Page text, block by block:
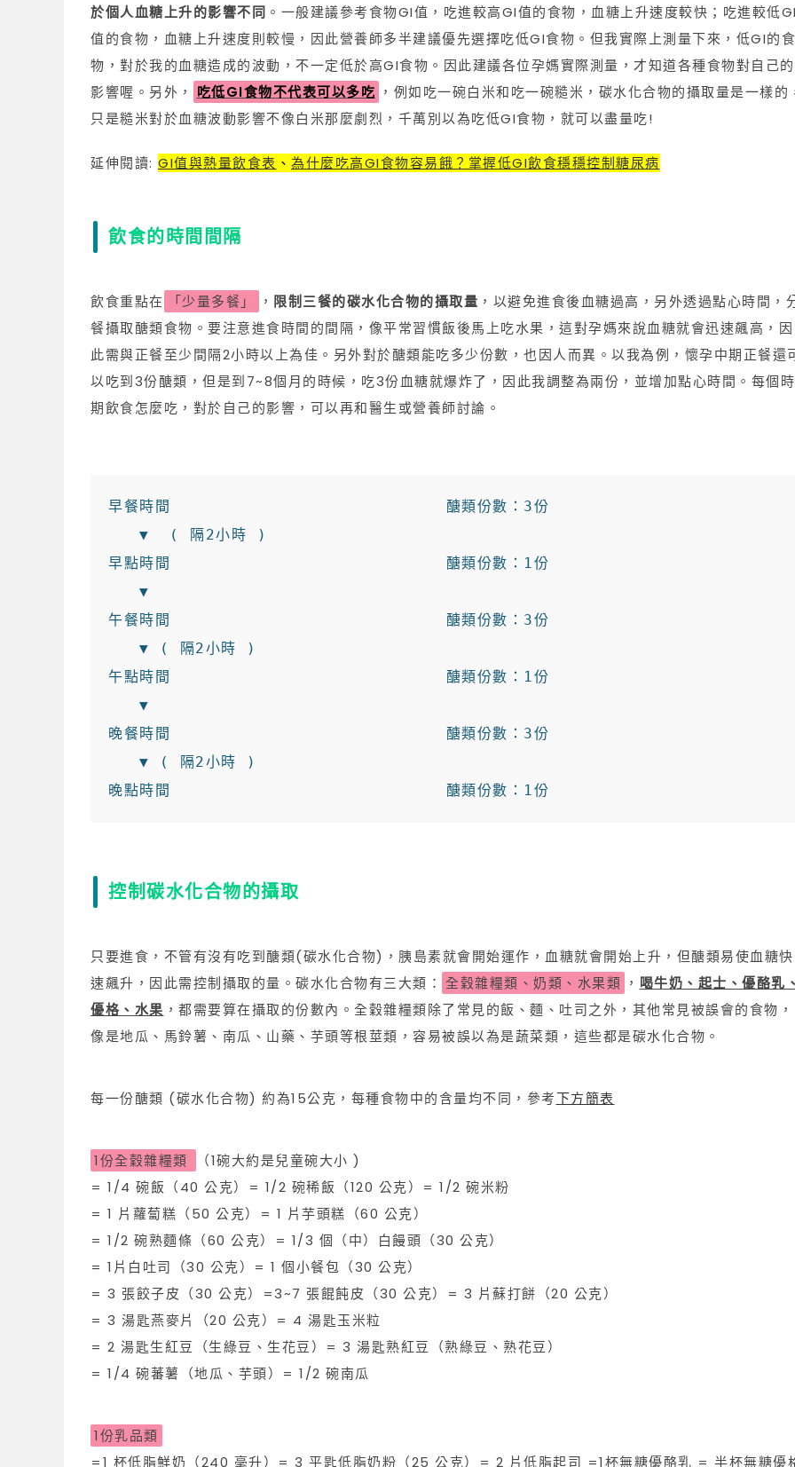
於個人血糖上升的影響不同 。一般建議參考食物GI值，吃進較高GI值的食物，血糖上升速度較快；吃進較低
值的食物，血糖上升速度則較慢，因此營養師多半建議優先選擇吃低GI食物。但我實際上測量下來，低GI的食
物，對於我的血糖造成的波動，不一定低於高GI食物。因此建議各位孕媽實際測量，才知道各種食物對自己的
影響喔。另外，
吃低GI食物不代表可以多吃 ，例如吃一碗白米和吃一碗糙米，碳水化合物的攝取量是一樣的
只是糙米對於血糖波動影響不像白米那麼劇烈，千萬別以為吃低GI食物，就可以盡量吃!
延伸閱讀: GI值與熱量飲食表 、 為什麼吃高GI食物容易餓？掌握低GI飲食穩穩控制糖尿病
飲食的時間間隔
飲食重點在 「少量多餐」 ， 限制三餐的碳水化合物的攝取量 ，以避免進食後血糖過高，另外透過點心時間，
餐攝取醣類食物。要注意進食時間的間隔，像平常習慣飯後馬上吃水果，這對孕媽來說血糖就會迅速飆高，因
此需與正餐至少間隔2小時以上為佳。另外對於醣類能吃多少份數，也因人而異。以我為例，懷孕中期正餐還
以吃到3份醣類，但是到7~8個月的時候，吃3份血糖就爆炸了，因此我調整為兩份，並增加點心時間。每個時
期飲食怎麼吃，對於自己的影響，可以再和醫生或營養師討論。
早餐時間                           醣類份數：3份
早點時間                           醣類份數：1份
午餐時間                           醣類份數：3份
午點時間                           醣類份數：1份
晚餐時間                           醣類份數：3份
晚點時間                           醣類份數：1份
控制碳水化合物的攝取
只要進食，不管有沒有吃到醣類(碳水化合物)，胰島素就會開始運作，血糖就會開始上升，但醣類易使血糖快
速飆升，因此需控制攝取的量。碳水化合物有三大類： 全穀雜糧類、奶類、水果類 ， 喝牛奶、起士、優酪乳
優格、水果 ，都需要算在攝取的份數內。全穀雜糧類除了常見的飯、麵、吐司之外，其他常見被誤會的食物，
像是地瓜、馬鈴薯、南瓜、山藥、芋頭等根莖類，容易被誤以為是蔬菜類，這些都是碳水化合物。
每一份醣類 (碳水化合物) 約為15公克，每種食物中的含量均不同，參考下方簡表
1份全穀雜糧類
（1碗大約是兒童碗大小 )
= 1/4 碗飯（40 公克）= 1/2 碗稀飯（120 公克）= 1/2 碗米粉
= 1 片蘿蔔糕（50 公克）= 1 片芋頭糕（60 公克）
= 1/2 碗熟麵條（60 公克）= 1/3 個（中）白饅頭（30 公克）
= 1片白吐司（30 公克）= 1 個小餐包（30 公克）
= 3 張餃子皮（30 公克）=3~7 張餛飩皮（30 公克）= 3 片蘇打餅（20 公克）
= 3 湯匙燕麥片（20 公克）= 4 湯匙玉米粒
= 2 湯匙生紅豆（生綠豆、生花豆）= 3 湯匙熟紅豆（熟綠豆、熟花豆）
= 1/4 碗蕃薯（地瓜、芋頭）= 1/2 碗南瓜
1份乳品類
=1 杯低脂鮮奶（240 毫升）= 3 平匙低脂奶粉（25 公克）= 2 片低脂起司 =1杯無糖優酪乳 = 半杯無糖優